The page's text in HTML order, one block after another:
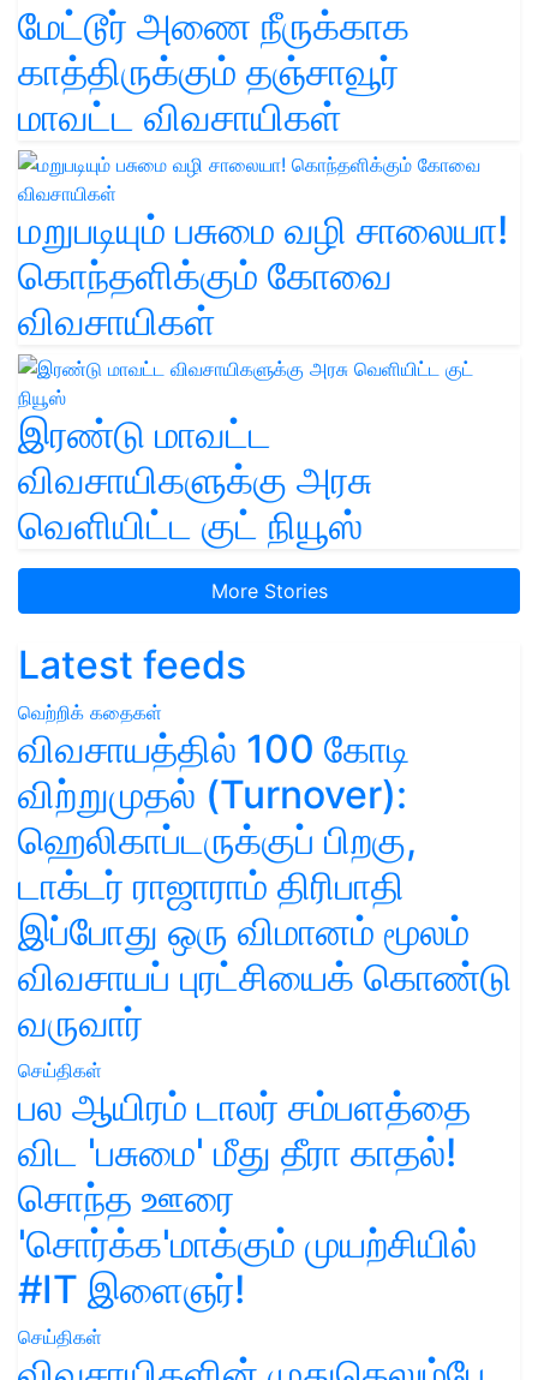
மேட்டூர் அணை நீருக்காக
காத்திருக்கும் தஞ்சாவூர்
மாவட்ட விவசாயிகள்
மறுபடியும் பசுமை வழி சாலையா!
கொந்தளிக்கும் கோவை
விவசாயிகள்
இரண்டு மாவட்ட
விவசாயிகளுக்கு அரசு
வெளியிட்ட குட் நியூஸ்
More Stories
Latest feeds
வெற்றிக் கதைகள்
விவசாயத்தில் 100 கோடி
விற்றுமுதல் (Turnover):
ஹெலிகாப்டருக்குப் பிறகு,
டாக்டர் ராஜாராம் திரிபாதி
இப்போது ஒரு விமானம் மூலம்
விவசாயப் புரட்சியைக் கொண்டு
வருவார்
செய்திகள்
பல ஆயிரம் டாலர் சம்பளத்தை
விட 'பசுமை' மீது தீரா காதல்!
சொந்த ஊரை
'சொர்க்க'மாக்கும் முயற்சியில்
#IT இளைஞர்!
செய்திகள்